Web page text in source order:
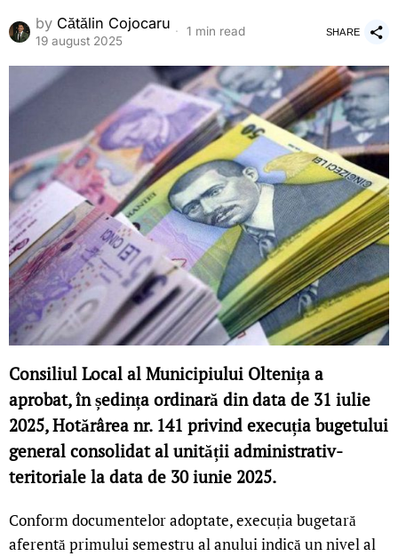
by Cătălin Cojocaru
19 august 2025
1 min read SHARE
Consiliul Local al Municipiului Oltenița a
aprobat, în ședința ordinară din data de 31 iulie
2025, Hotărârea nr. 141 privind execuția bugetului
general consolidat al unității administrativ-
teritoriale la data de 30 iunie 2025.
Conform documentelor adoptate, execuția bugetară
aferentă primului semestru al anului indică un nivel al